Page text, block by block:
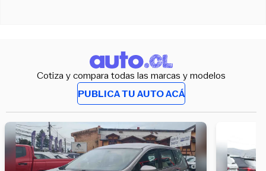
Cotiza y compara todas las marcas y modelos
PUBLICA TU AUTO ACÁ